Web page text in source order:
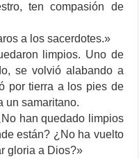
ten compasión de
a los sacerdotes.»
limpios. Uno de
se volvió alabando a
por tierra a los pies de
un samaritano.
han quedado limpios
están? ¿No ha vuelto
gloria a Dios?»